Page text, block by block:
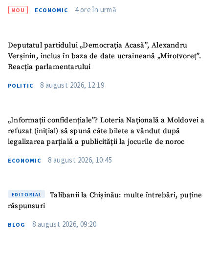
NOU ECONOMIC 4 ore în urmă
Deputatul partidului „Democrația Acasă”, Alexandru
Verșinin, inclus în baza de date ucraineană „Mirotvoreț”.
Reacția parlamentarului
POLITIC 8 august 2026, 12:19
„Informații confidențiale”? Loteria Națională a Moldovei a
refuzat (inițial) să spună câte bilete a vândut după
legalizarea parțială a publicității la jocurile de noroc
ECONOMIC 8 august 2026, 10:45
EDITORIAL
Talibanii la Chișinău: multe întrebări, puține
răspunsuri
BLOG 8 august 2026, 09:20
Nume+ Numele meu
Email+ Emailul meu
Am citit și sunt de
acord cupolitica de
confidențialitate.
TRIMITE ȘTIREA